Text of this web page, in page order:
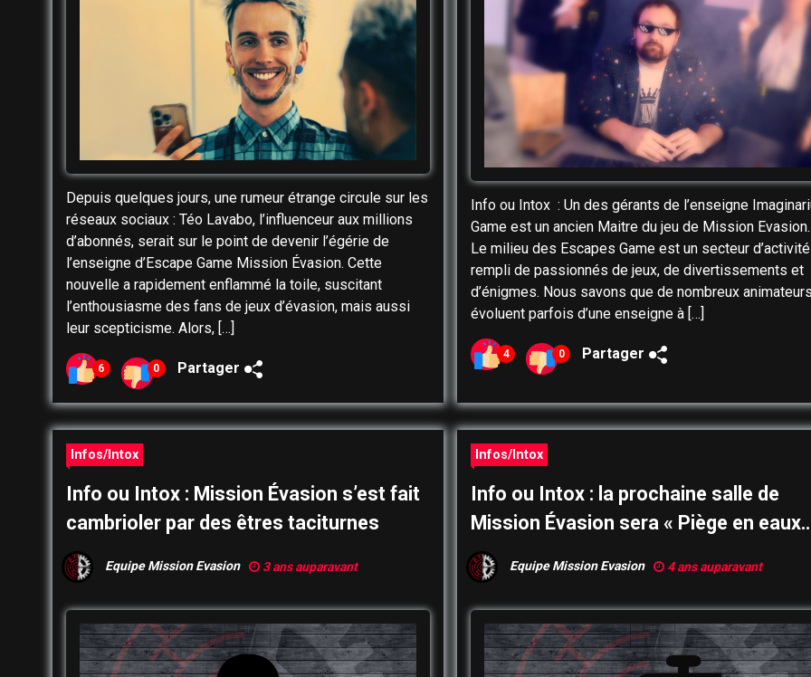
Depuis quelques jours, une rumeur étrange circule sur les
réseaux sociaux : Téo Lavabo, l’influenceur aux millions
d’abonnés, serait sur le point de devenir l’égérie de
l’enseigne d’Escape Game Mission Évasion. Cette
nouvelle a rapidement enflammé la toile, suscitant
l’enthousiasme des fans de jeux d’évasion, mais aussi
leur scepticisme. Alors, […]
6 0 Partager
Info ou Intox : Un des gérants de l’enseigne
Game est un ancien Maitre du jeu de Mission
Le milieu des Escapes Game est un secteur
rempli de passionnés de jeux, de divertissements et
d’énigmes. Nous savons que de nombreux
évoluent parfois d’une enseigne à […]
4 0 Partager
Infos/Intox
Info ou Intox : Mission Évasion s’est fait
cambrioler par des êtres taciturnes
Equipe Mission Evasion 3 ans auparavant
Infos/Intox
Info ou Intox : la prochaine salle de
Mission Évasion sera « Piège en eaux
troubles »
Equipe Mission Evasion 4 ans auparavant